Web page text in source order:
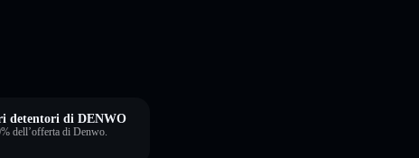
detentori di DENWO
dell’offerta di Denwo.